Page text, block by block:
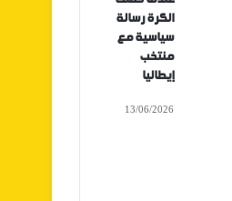
الكرة رسالة
سياسية مع
منتخب
إيطاليا
13/06/2026